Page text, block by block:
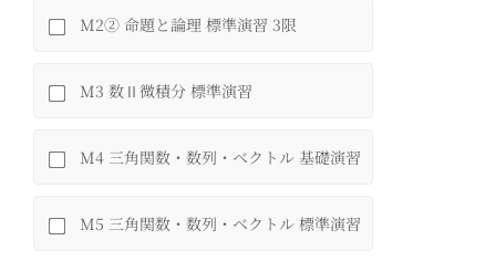
M2② 命題と論理 標準演習 3限
M3 数Ⅱ微積分 標準演習
M4 三角関数・数列・ベクトル 基礎演習
M5 三角関数・数列・ベクトル 標準演習